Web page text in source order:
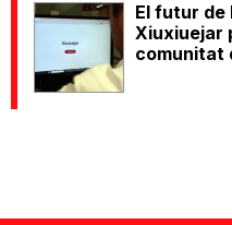
El futur de
Xiuxiuejar
comunitat